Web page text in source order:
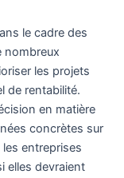
le cadre des
nombreux
les projets
de rentabilité.
en matière
concrètes sur
les entreprises
elles devraient